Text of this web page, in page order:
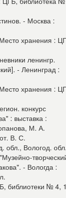
- Москва :
Место хранения :
ленингр.
- Ленинград :
Место хранения :
конкурс
: выставка :
М. А.
В. С.
обл., Вологод.
- Вологда :
библиотеки № 4,